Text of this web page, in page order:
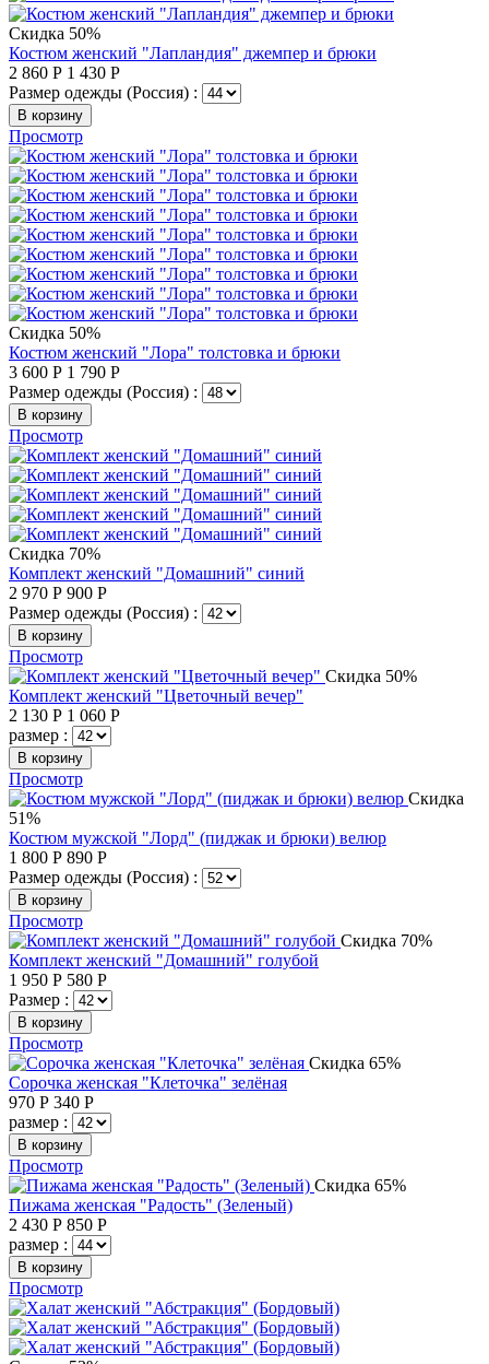
Скидка 50%
Костюм женский "Лапландия" джемпер и брюки
2 860 Р 1 430 Р
Размер одежды (Россия) :
В корзину
Просмотр
Скидка 50%
Костюм женский "Лора" толстовка и брюки
3 600 Р 1 790 Р
Размер одежды (Россия) :
В корзину
Просмотр
Скидка 70%
Комплект женский "Домашний" синий
2 970 Р 900 Р
Размер одежды (Россия) :
В корзину
Просмотр
Скидка 50%
Комплект женский "Цветочный вечер"
2 130 Р 1 060 Р
размер :
В корзину
Просмотр
Скидка
51%
Костюм мужской "Лорд" (пиджак и брюки) велюр
1 800 Р 890 Р
Размер одежды (Россия) :
В корзину
Просмотр
Скидка 70%
Комплект женский "Домашний" голубой
1 950 Р 580 Р
Размер :
В корзину
Просмотр
Скидка 65%
Сорочка женская "Клеточка" зелёная
970 Р 340 Р
размер :
В корзину
Просмотр
Скидка 65%
Пижама женская "Радость" (Зеленый)
2 430 Р 850 Р
размер :
В корзину
Просмотр